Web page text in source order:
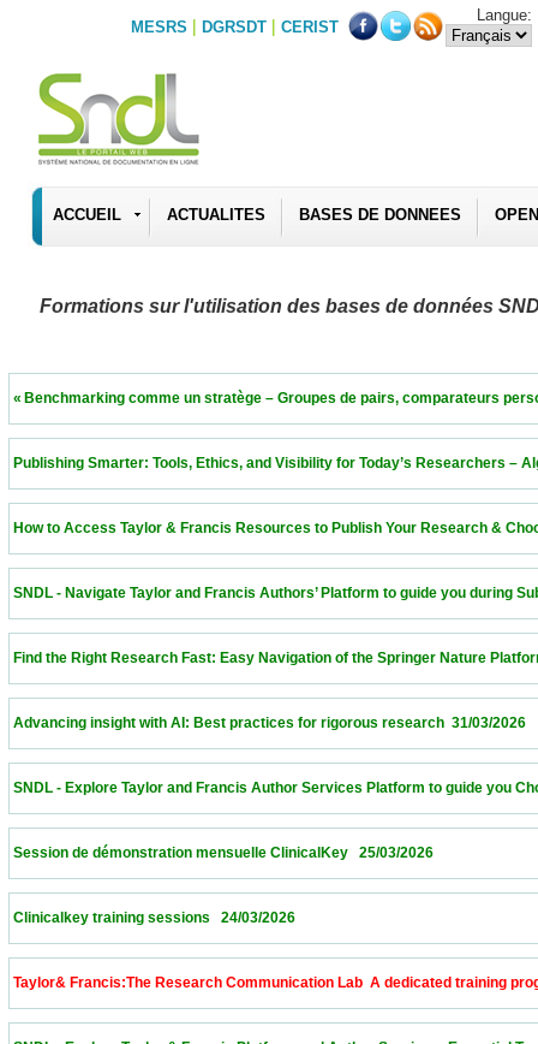
MESRS | DGRSDT | CERIST
Langue:
ACCUEIL ACTUALITES BASES DE DONNEES
Formations sur l'utilisation des bases de données
« Benchmarking comme un stratège – Groupes de pairs,
Publishing Smarter: Tools, Ethics, and Visibility for Today’s
How to Access Taylor & Francis Resources to Publish Your
SNDL - Navigate Taylor and Francis Authors’ Platform to guide you
Find the Right Research Fast: Easy Navigation of the Springer
Advancing insight with AI: Best practices for rigorous research
SNDL - Explore Taylor and Francis Author Services Platform to
Session de démonstration mensuelle ClinicalKey   25/03/2026
Clinicalkey training sessions   24/03/2026
Taylor& Francis:The Research Communication Lab  A dedicated